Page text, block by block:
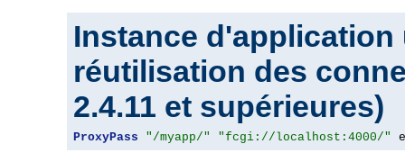
Instance d'application
réutilisation des
2.4.11 et supérieures)
ProxyPass "/myapp/" "fcgi://localhost:4000/"